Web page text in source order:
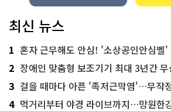
최신 뉴스
1 혼자 근무해도 안심! '소상공인안심벨'
2 장애인 맞춤형 보조기기 최대 3년간 무상
3 걸을 때마다 아픈 '족저근막염'…무작정 참지
4 먹거리부터 야경 라이브까지…망원한